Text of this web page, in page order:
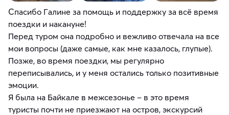
Спасибо Галине за помощь и поддержку за всё время
поездки и накануне!
Перед туром она подробно и вежливо отвечала на все
мои вопросы (даже самые, как мне казалось, глупые).
Позже, во время поездки, мы регулярно
переписывались, и у меня остались только позитивные
эмоции.
Я была на Байкале в межсезонье – в это время
туристы почти не приезжают на остров, экскурсий